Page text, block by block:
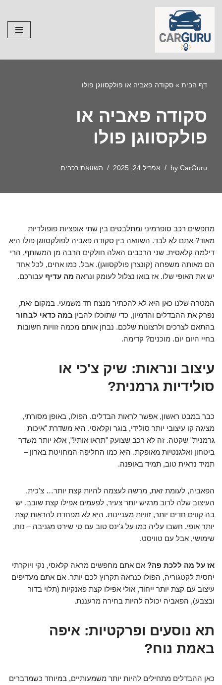
Skip
to
content
דף הבית » סקודה פאביה או פולקסווגן פולו
סקודה פאביה או
פולקסווגן פולו
by CarGuru אפריל 24, 2025 השוואת רכבים
מחפשים רכב סופרמיני ומתלבטים בין שתי אופציות פופולריות
מאוד? אתם לא לבד. השוואה בין סקודה פאביה לפולקסווגן פולו היא
דילמה קלאסית. שני הרכבים האלה חולקים הרבה מן המשותף, הרי
הם מאותה משפחה (קונצרן פולקסווגן). אבל, כמו אחים, לכל אחד
יש את האופי שלו. אז בואו נצלול לעומק ונראה מה עדיף עבורכם.
המטרה שלנו כאן היא לא להכתיר מנצח חד משמעי. במקום זאת,
נפרק את ההבדלים והדמיון, כדי שתוכלו להבין במה כדאי לבחור
בהתאם לצרכים ולרצונות שלכם. נבחן אותם מכמה זוויות חשובות
בחיי היום יום. מוכנים? קדימה.
עיצוב ונראות: שיק צ'כי או
סולידיות גרמנית?
כבר במבט ראשון, אפשר לראות הבדלים. הפולו, באופן מסורתי,
מציגה קו עיצובי יותר סולידי, בוגר וקלאסי. היא משדרת "איכות
גרמנית" שקטה. זה לא רכב שצועק "תראו אותי!", אלא יותר משדר
ביטחון ואלגנטיות מאופקת. היא כמו החליפה המחויטת בארון –
תמיד נראית טוב, תמיד באופנה.
הפאביה, לעומת זאת, מרשה לעצמה להיות קצת יותר… צ'כית.
העיצוב שלה לרוב מרגיש יותר צעיר, לפעמים אפילו קצת שובב. יש
בה קווים חדים יותר, זוויות מעניינות. היא לא מפחדת להראות קצת
יותר אופי. חשבו עליה כמו על ג'ינס טוב עם טי שירט מגניבה – נוח,
שימושי, אבל עם טוויסט.
אז על מה ללכת פה? אם אתם מחפשים מראה קלאסי, נקי ויוקרתי
יחסית לקטגוריה, הפולו כנראה תקרוץ לכם יותר. אם אתם מעדיפים
עיצוב עם קצת יותר ייחוד, אולי אפילו קצת פאנקיות (תלוי בדור
ובצבע), הפאביה יכולה להיות בחירה מרעננת.
תא נוסעים ופרקטיות: איפה
באמת נוח?
כאן ההבדלים מתחילים להיות יותר משמעותיים, במיוחד כשמדברים